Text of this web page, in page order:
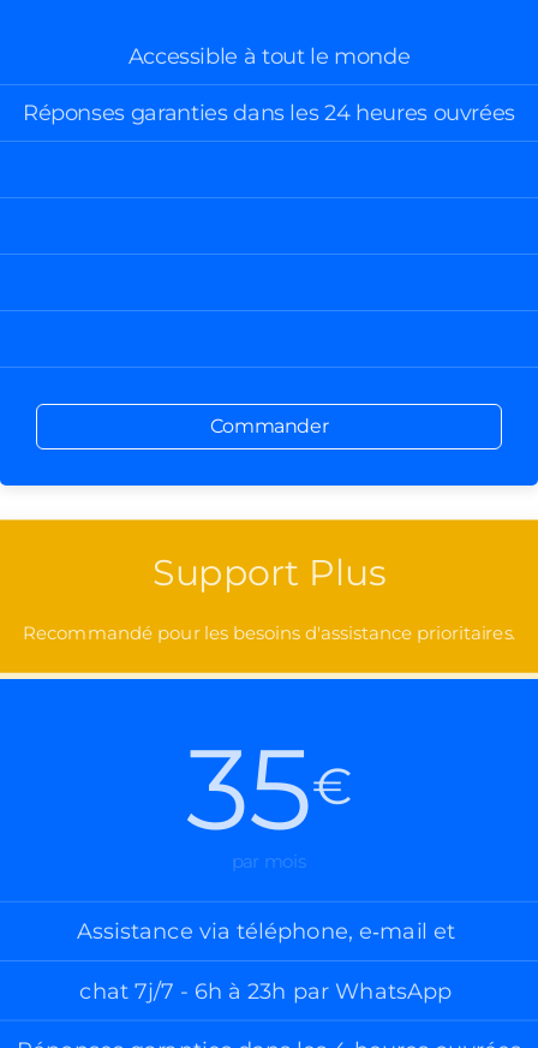
Accessible à tout le monde
Réponses garanties dans les 24 heures ouvrées
Commander
Support Plus
Recommandé pour les besoins d'assistance prioritaires.
35€
par mois
Assistance via téléphone, e‑mail et
chat 7j/7 - 6h à 23h par WhatsApp